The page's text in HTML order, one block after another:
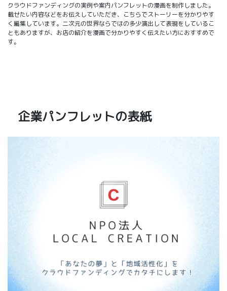
クラウドファンディングの実例や案内パンフレットの漫画を制作しました。
載せたい内容などをお伝えしていただき、こちらでストーリーを分かりやす
く編集しています。二次元の世界ならではの多少演出して表現をしているこ
ともありますが、お店の紹介を漫画で分かりやすく伝えたい方におすすめで
す。
企業パンフレットの表紙